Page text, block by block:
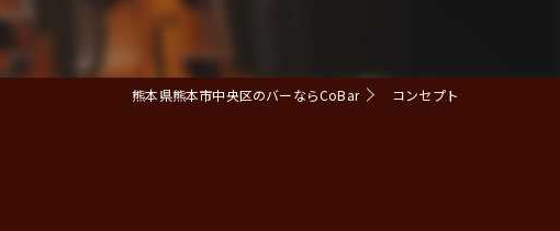
熊本県熊本市中央区のバーならCoBar コンセプト